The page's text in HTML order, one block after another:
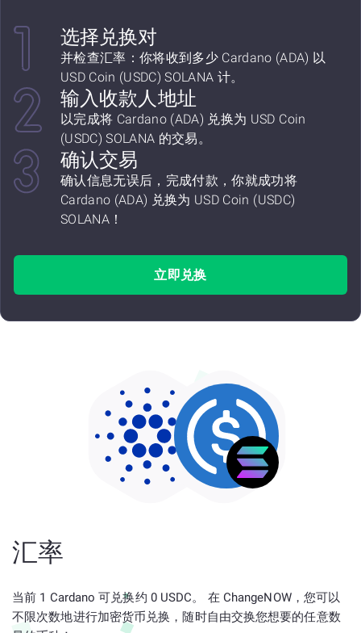
选择兑换对
并检查汇率：你将收到多少 Cardano (ADA) 以
USD Coin (USDC) SOLANA 计。
输入收款人地址
以完成将 Cardano (ADA) 兑换为 USD Coin
(USDC) SOLANA 的交易。
确认交易
确认信息无误后，完成付款，你就成功将
Cardano (ADA) 兑换为 USD Coin (USDC)
SOLANA！
立即兑换
汇率
当前 1 Cardano 可兑换约 0 USDC。 在 ChangeNOW，您可以
不限次数地进行加密货币兑换，随时自由交换您想要的任意数